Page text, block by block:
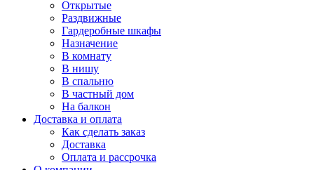
Открытые
Раздвижные
Гардеробные шкафы
Назначение
В комнату
В нишу
В спальню
В частный дом
На балкон
Доставка и оплата
Как сделать заказ
Доставка
Оплата и рассрочка